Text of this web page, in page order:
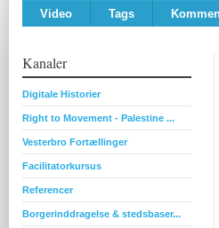
Video Tags
Kanaler
Digitale Historier
Right to Movement - Palestine ...
Vesterbro Fortællinger
Facilitatorkursus
Referencer
Borgerinddragelse & stedsbaser...